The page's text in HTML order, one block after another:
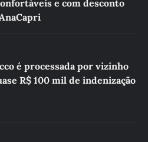
e com desconto
é processada por vizinho
R$ 100 mil de indenização